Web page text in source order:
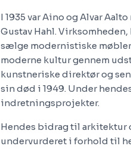
I 1935 var Aino og Alvar
Gustav Hahl.
sælge modernistiske
moderne kultur gennem
kunstneriske direktør og
sin død i 1949. Under
indretningsprojekter.
Hendes bidrag til arkitektur
undervurderet i forhold til